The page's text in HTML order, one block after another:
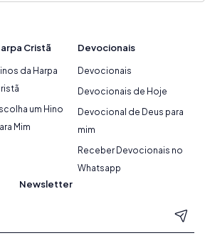
Cristã
da Harpa
um Hino
Mim
Devocionais
Devocionais
Devocionais de Hoje
Devocional de Deus para
mim
Receber Devocionais no
Whatsapp
Newsletter